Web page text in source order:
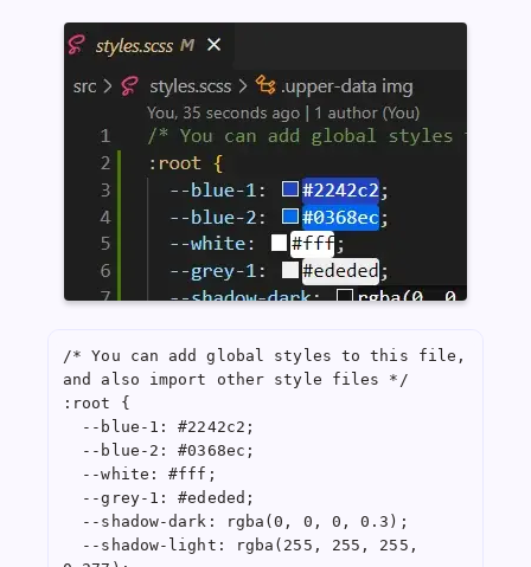
/* You can add global styles to this file,
and also import other style files */
:root {